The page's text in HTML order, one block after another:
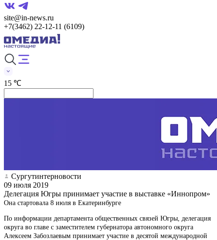
site@in-news.ru
+7(3462) 22-12-11 (6109)
15 ℃
Сургутинтерновости
09 июля 2019
Делегация Югры принимает участие в выставке «Иннопром»
Она стартовала 8 июля в Екатеринбурге
По информации департамента общественных связей Югры, делегация
округа во главе с заместителем губернатора автономного округа
Алексеем Забозлаевым принимает участие в десятой международной